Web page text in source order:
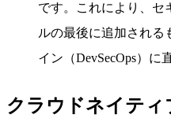
です。これにより、セ
ルの最後に追加される
イン（DevSecOps）に
クラウドネイティ